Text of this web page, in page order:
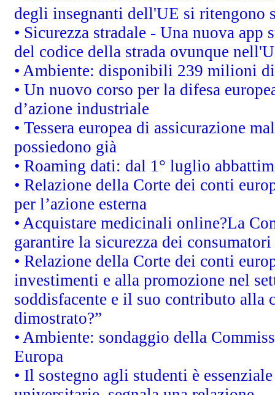
degli insegnanti dell'UE si ritengono
• Sicurezza stradale - Una nuova
del codice della strada ovunque
• Ambiente: disponibili 239 milioni
• Un nuovo corso per la difesa
d’azione industriale
• Tessera europea di assicurazione
possiedono già
• Roaming dati: dal 1° luglio
• Relazione della Corte dei conti
per l’azione esterna
• Acquistare medicinali online?La
garantire la sicurezza dei consumatori
• Relazione della Corte dei conti
investimenti e alla promozione nel
soddisfacente e il suo contributo
dimostrato?”
• Ambiente: sondaggio della
Europa
• Il sostegno agli studenti è